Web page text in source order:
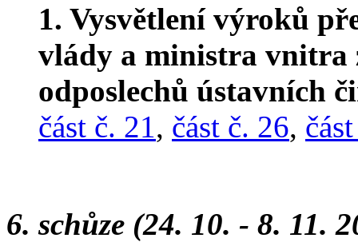
1. Vysvětlení výroků
vlády a ministra vnitra
odposlechů ústavních
část č. 21, část č. 26,
6. schůze (24. 10. - 8. 11.